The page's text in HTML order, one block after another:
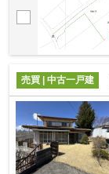
売買 | 中古一戸建